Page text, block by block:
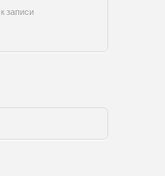
к записи